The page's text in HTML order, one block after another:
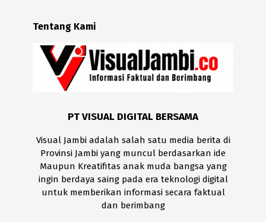
Tentang Kami
PT VISUAL DIGITAL BERSAMA
Visual Jambi adalah salah satu media berita di
Provinsi Jambi yang muncul berdasarkan ide
Maupun Kreatifitas anak muda bangsa yang
ingin berdaya saing pada era teknologi digital
untuk memberikan informasi secara faktual
dan berimbang